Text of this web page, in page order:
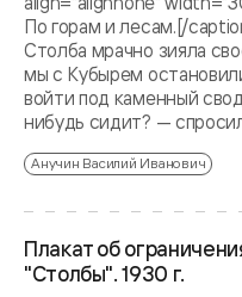
По горам и лесам.[/
Столба мрачно зияла
мы с Кубырем
войти под каменный
нибудь сидит? —
Анучин Василий Иванович
Плакат об
"Столбы". 1930 г.